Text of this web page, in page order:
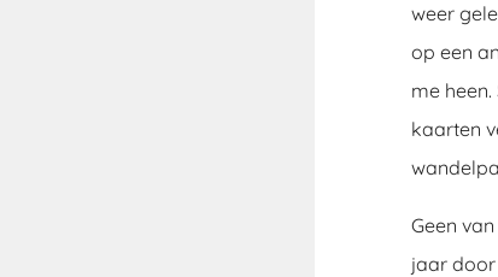
weer
op een
me
kaarten
Geen
jaar door